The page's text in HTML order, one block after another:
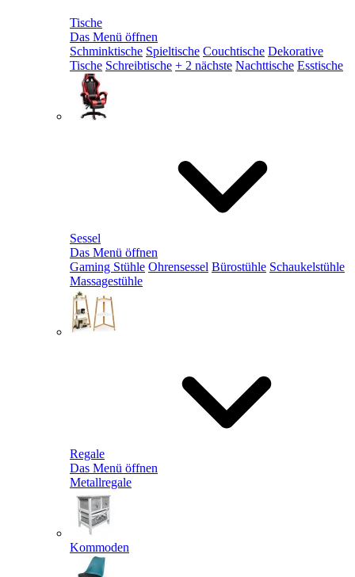
Tische
Das Menü öffnen
Schminktische Spieltische Couchtische Dekorative
Tische Schreibtische + 2 nächste Nachttische Esstische
Sessel
Das Menü öffnen
Gaming Stühle Ohrensessel Bürostühle Schaukelstühle
Massagestühle
Regale
Das Menü öffnen
Metallregale
Kommoden